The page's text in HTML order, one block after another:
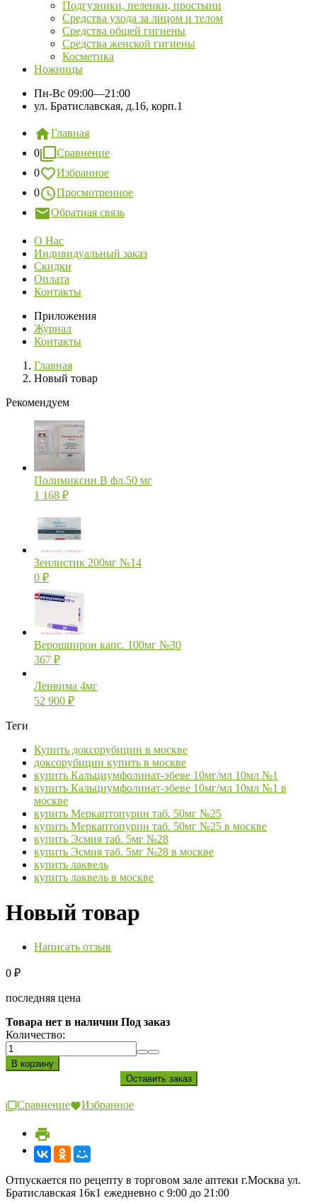
Подгузники, пеленки, простыни
Средства ухода за лицом и телом
Средства общей гигиены
Средства женской гигиены
Косметика
Ножницы
Пн-Вс 09:00—21:00
ул. Братиславская, д.16, корп.1
Главная
0
Сравнение
0
Избранное
0
Просмотренное
Обратная связь
О Нас
Индивидуальный заказ
Скидки
Оплата
Контакты
Приложения
Журнал
Контакты
Главная
Новый товар
Рекомендуем
Полимиксин В фл.50 мг
1 168 ₽
Зенлистик 200мг №14
0 ₽
Верошпирон капс. 100мг №30
367 ₽
Ленвима 4мг
52 900 ₽
Теги
Купить доксорубицин в москве
доксорубицин купить в москве
купить Кальциумфолинат-эбеве 10мг/мл 10мл №1
купить Кальциумфолинат-эбеве 10мг/мл 10мл №1 в
москве
купить Меркаптопурин таб. 50мг №25
купить Меркаптопурин таб. 50мг №25 в москве
купить Эсмия таб. 5мг №28
купить Эсмия таб. 5мг №28 в москве
купить лаквель
купить лаквель в москве
Новый товар
Написать отзыв
0 ₽
последняя цена
Товара нет в наличии Под заказ
Количество:
Сравнение Избранное
Отпускается по рецепту в торговом зале аптеки г.Москва ул.
Братиславская 16к1 ежедневно с 9:00 до 21:00